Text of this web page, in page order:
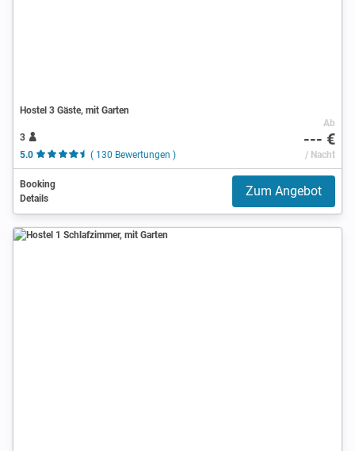
Hostel 3 Gäste, mit Garten
3
5.0
( 130 Bewertungen )
Ab
--- €
/ Nacht
Booking
Details
Zum Angebot